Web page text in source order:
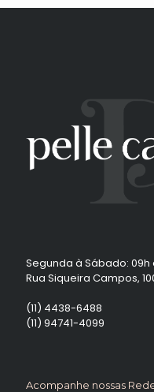
Segunda à Sábado: 09h
Rua Siqueira Campos,
(11) 4438-6488
(11) 94741-4099
Acompanhe nossas